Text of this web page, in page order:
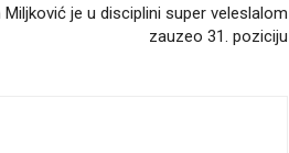
Miljković je u disciplini super veleslalom
zauzeo 31. poziciju